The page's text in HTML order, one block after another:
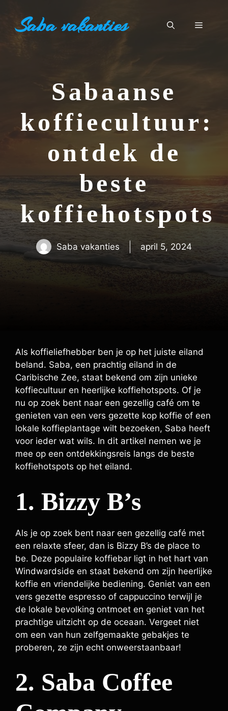
Saba vakanties Menu
Sabaanse
koffiecultuur:
ontdek de
beste
koffiehotspots
Saba vakanties april 5, 2024
Als koffieliefhebber ben je op het juiste eiland
beland. Saba, een prachtig eiland in de
Caribische Zee, staat bekend om zijn unieke
koffiecultuur en heerlijke koffiehotspots. Of je
nu op zoek bent naar een gezellig café om te
genieten van een vers gezette kop koffie of een
lokale koffieplantage wilt bezoeken, Saba heeft
voor ieder wat wils. In dit artikel nemen we je
mee op een ontdekkingsreis langs de beste
koffiehotspots op het eiland.
1. Bizzy B’s
Als je op zoek bent naar een gezellig café met
een relaxte sfeer, dan is Bizzy B’s de place to
be. Deze populaire koffiebar ligt in het hart van
Windwardside en staat bekend om zijn heerlijke
koffie en vriendelijke bediening. Geniet van een
vers gezette espresso of cappuccino terwijl je
de lokale bevolking ontmoet en geniet van het
prachtige uitzicht op de oceaan. Vergeet niet
om een van hun zelfgemaakte gebakjes te
proberen, ze zijn echt onweerstaanbaar!
2. Saba Coffee